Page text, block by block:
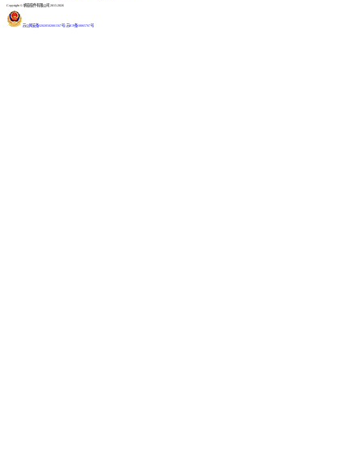
Copyright © 帆软软件有限公司 2015-2026
苏公网安备32020502001567号 苏ICP备18065767号